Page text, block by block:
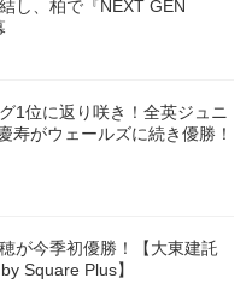
し、柏で『NEXT GEN
1位に返り咲き！全英ジュニ
寿がウェールズに続き優勝！
が今季初優勝！【大東建託
Square Plus】